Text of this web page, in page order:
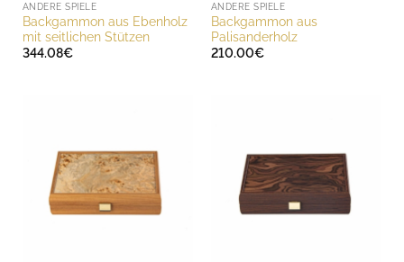
ANDERE SPIELE
Backgammon aus Ebenholz
mit seitlichen Stützen
344.08€
ANDERE SPIELE
Backgammon aus
Palisanderholz
210.00€